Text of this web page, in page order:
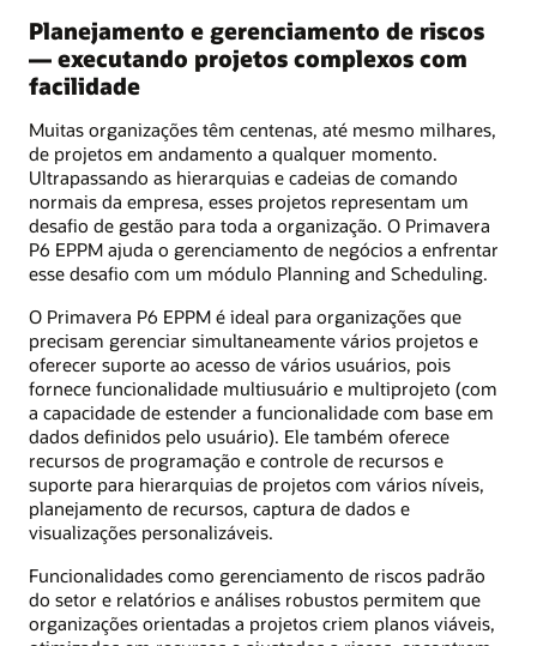
Planejamento e gerenciamento de riscos
— executando projetos complexos com
facilidade
Muitas organizações têm centenas, até mesmo milhares,
de projetos em andamento a qualquer momento.
Ultrapassando as hierarquias e cadeias de comando
normais da empresa, esses projetos representam um
desafio de gestão para toda a organização. O Primavera
P6 EPPM ajuda o gerenciamento de negócios a enfrentar
esse desafio com um módulo Planning and Scheduling.
O Primavera P6 EPPM é ideal para organizações que
precisam gerenciar simultaneamente vários projetos e
oferecer suporte ao acesso de vários usuários, pois
fornece funcionalidade multiusuário e multiprojeto (com
a capacidade de estender a funcionalidade com base em
dados definidos pelo usuário). Ele também oferece
recursos de programação e controle de recursos e
suporte para hierarquias de projetos com vários níveis,
planejamento de recursos, captura de dados e
visualizações personalizáveis.
Funcionalidades como gerenciamento de riscos padrão
do setor e relatórios e análises robustos permitem que
organizações orientadas a projetos criem planos viáveis,